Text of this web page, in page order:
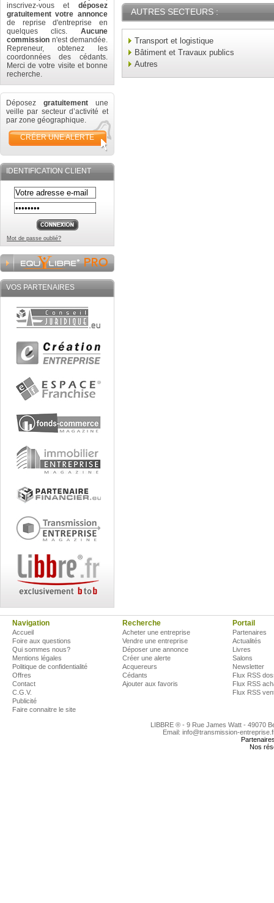
inscrivez-vous et déposez
gratuitement votre annonce
de reprise d'entreprise en
quelques clics. Aucune
commission n'est demandée.
Repreneur, obtenez les
coordonnées des cédants.
Merci de votre visite et bonne
recherche.
Déposez gratuitement une
veille par secteur d’activité et
par zone géographique.
CRÉER UNE ALERTE
IDENTIFICATION CLIENT
Mot de passe oublié?
VOS PARTENAIRES
AUTRES SECTEURS :
Transport et logistique
Bâtiment et Travaux publics
Autres
Navigation
Accueil
Foire aux questions
Qui sommes nous?
Mentions légales
Politique de confidentialité
Offres
Contact
C.G.V.
Publicité
Faire connaitre le site
Recherche
Acheter une entreprise
Vendre une entreprise
Déposer une annonce
Créer une alerte
Acquereurs
Cédants
Ajouter aux favoris
Portail
Partenaires
Actualités
Livres
Salons
Newsletter
Flux RSS
Flux RSS
Flux RSS
LIBBRE ® - 9 Rue James Watt - 49070
Email: info@transmission-
Nos